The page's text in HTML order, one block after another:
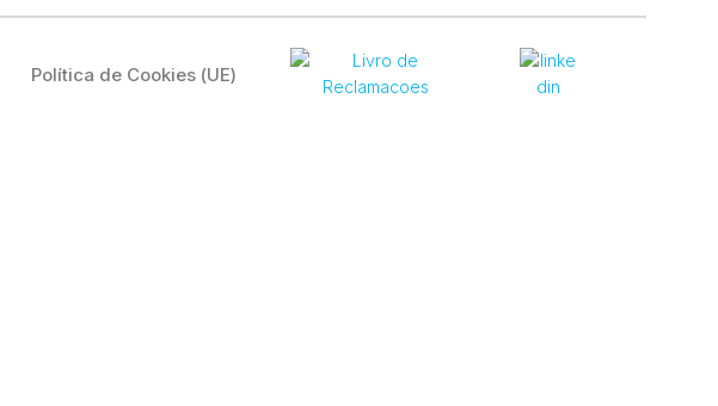
Política de Cookies (UE)